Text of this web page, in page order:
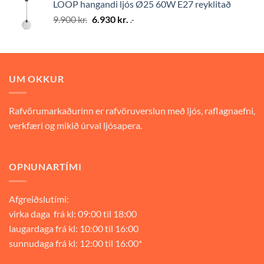
9.900 kr..6.930 kr..
LOOP hangandi ljós Ø25 60W E27 reyklitað
9.900kr. Original
9.900 kr..
6.930 kr. Current
6.930 kr..
.-
UM OKKUR
Rafvörumarkaðurinn er rafvöruverslun með ljós, raflagnaefni,
verkfæri og mikið úrval ljósapera.
OPNUNARTÍMI
Afgreiðslutími:
virka daga frá kl: 09:00 til 18:00
laugardaga frá kl: 10:00 til 16:00
sunnudaga frá kl: 12:00 til 16:00*